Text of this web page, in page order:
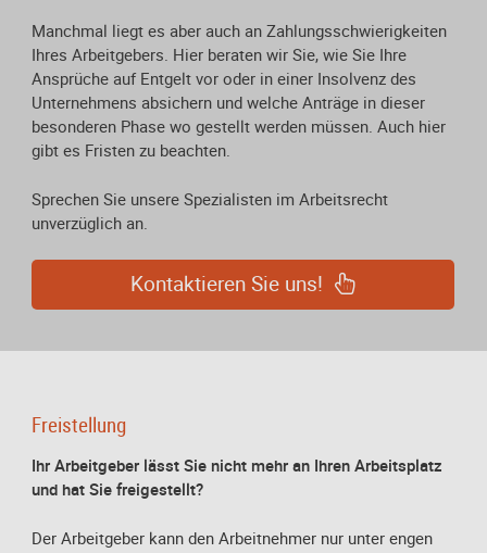
Manchmal liegt es aber auch an Zahlungsschwierigkeiten
Ihres Arbeitgebers. Hier beraten wir Sie, wie Sie Ihre
Ansprüche auf Entgelt vor oder in einer Insolvenz des
Unternehmens absichern und welche Anträge in dieser
besonderen Phase wo gestellt werden müssen. Auch hier
gibt es Fristen zu beachten.
Sprechen Sie unsere Spezialisten im Arbeitsrecht
unverzüglich an.
Kontaktieren Sie uns!
Freistellung
Ihr Arbeitgeber lässt Sie nicht mehr an Ihren Arbeitsplatz
und hat Sie freigestellt?
Der Arbeitgeber kann den Arbeitnehmer nur unter engen